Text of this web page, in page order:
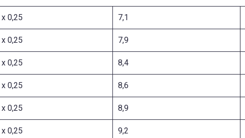
0,25 7,1
0,25 7,9
0,25 8,4
0,25 8,6
0,25 8,9
0,25 9,2